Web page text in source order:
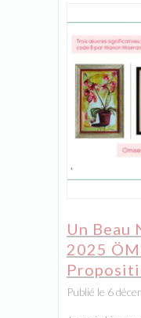
Un Beau
2025
Publié le 6